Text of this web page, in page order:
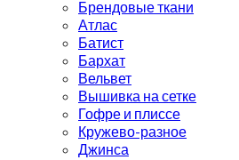
Брендовые ткани
Атлас
Батист
Бархат
Вельвет
Вышивка на сетке
Гофре и плиссе
Кружево-разное
Джинса